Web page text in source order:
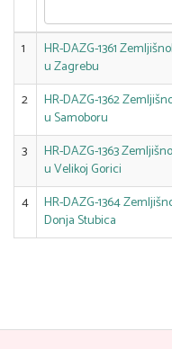
1
HR-DAZG-1361
u Zagrebu
2
HR-DAZG-1362
u Samoboru
3
HR-DAZG-1363
u Velikoj Gorici
4
HR-DAZG-1364
Donja Stubica